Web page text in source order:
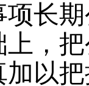
长
上，
以